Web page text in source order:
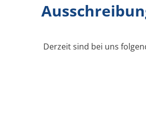
Derzeit sind bei uns